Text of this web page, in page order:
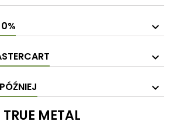
TRUE METAL